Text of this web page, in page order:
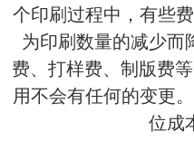
个印刷过程中，有些
为印刷数量的减少而
费、打样费、制版费
用不会有任何的变更
位成